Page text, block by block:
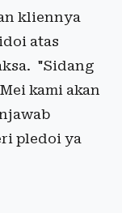
kliennya
atas
"Sidang
kami akan
pledoi ya